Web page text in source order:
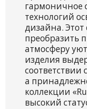
гармоничное
технологий
дизайна. Этот
преобразить
атмосферу
изделия
соответствии
а
коллекции
высокий